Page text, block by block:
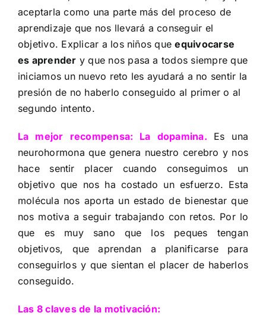
aceptarla como una parte más del proceso de
aprendizaje que nos llevará a conseguir el
objetivo. Explicar a los niños queequivocarse
es aprender y que nos pasa a todos siempre que
iniciamos un nuevo reto les ayudará a no sentir la
presión de no haberlo conseguido al primer o al
segundo intento.
La mejor recompensa: La dopamina.
Es una
neurohormona que genera nuestro cerebro y nos
hace sentir placer cuando conseguimos un
objetivo que nos ha costado un esfuerzo. Esta
molécula nos aporta un estado de bienestar que
nos motiva a seguir trabajando con retos. Por lo
que es muy sano que los peques tengan
objetivos, que aprendan a planificarse para
conseguirlos y que sientan el placer de haberlos
conseguido.
Las 8 claves de la motivación: